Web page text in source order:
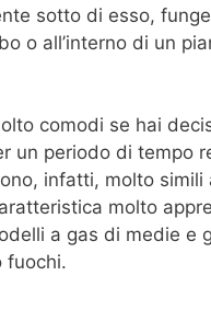
sotto di esso,
o all’interno di un
comodi se hai
un periodo di tempo
infatti, molto
molto
a gas di medie e
fuochi.